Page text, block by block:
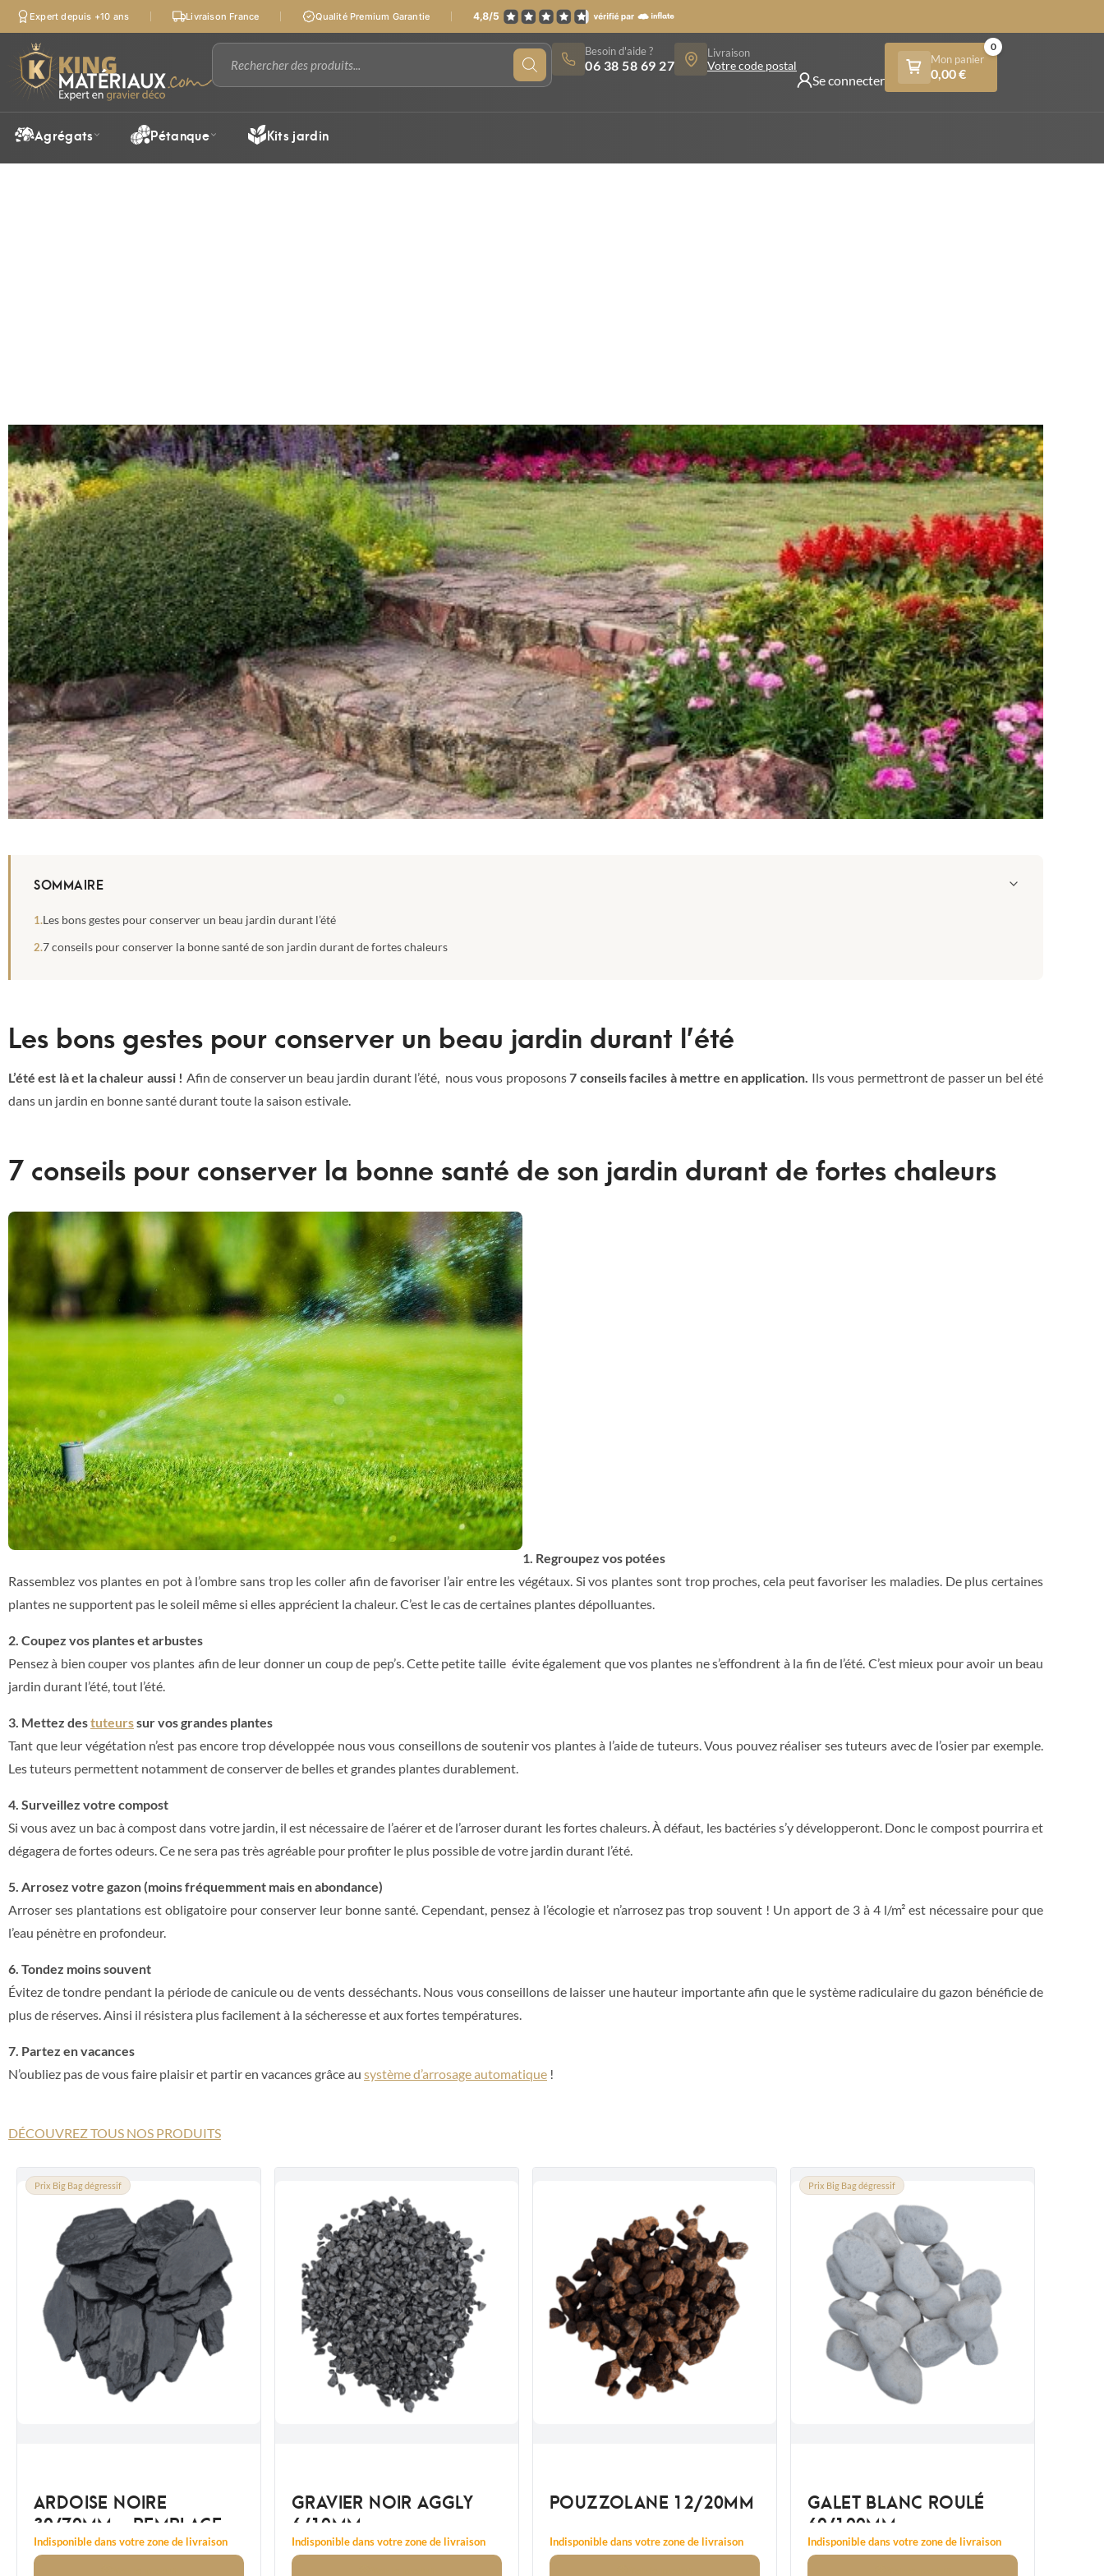
Expert depuis +10 ans Livraison France Qualité Premium Garantie
Besoin d'aide ?
06 38 58 69 27
Livraison
Votre code postal
Se connecter
Mon panier
0,00€
0
Agrégats Pétanque Kits jardin
SOMMAIRE
Les bons gestes pour conserver un beau jardin durant l’été
7 conseils pour conserver la bonne santé de son jardin durant de fortes chaleurs
Les bons gestes pour conserver un beau jardin durant l’été
L’été est là et la chaleur aussi ! Afin de conserver un beau jardin durant l’été, nous vous proposons7 conseils faciles à mettre en application. Ils vous permettront de passer un bel été
dans un jardin en bonne santé durant toute la saison estivale.
7 conseils pour conserver la bonne santé de son jardin durant de fortes chaleurs
1. Regroupez vos potées
Rassemblez vos plantes en pot à l’ombre sans trop les coller afin de favoriser l’air entre les végétaux. Si vos plantes sont trop proches, cela peut favoriser les maladies. De plus certaines
plantes ne supportent pas le soleil même si elles apprécient la chaleur. C’est le cas de certaines plantes dépolluantes.
2. Coupez vos plantes et arbustes
Pensez à bien couper vos plantes afin de leur donner un coup de pep’s. Cette petite taille évite également que vos plantes ne s’effondrent à la fin de l’été. C’est mieux pour avoir un beau
jardin durant l’été, tout l’été.
3. Mettez destuteurssur vos grandes plantes
Tant que leur végétation n’est pas encore trop développée nous vous conseillons de soutenir vos plantes à l’aide de tuteurs. Vous pouvez réaliser ses tuteurs avec de l’osier par exemple.
Les tuteurs permettent notamment de conserver de belles et grandes plantes durablement.
4. Surveillez votre compost
Si vous avez un bac à compost dans votre jardin, il est nécessaire de l’aérer et de l’arroser durant les fortes chaleurs. À défaut, les bactéries s’y développeront. Donc le compost pourrira et
dégagera de fortes odeurs. Ce ne sera pas très agréable pour profiter le plus possible de votre jardin durant l’été.
5. Arrosez votre gazon (moins fréquemment mais en abondance)
Arroser ses plantations est obligatoire pour conserver leur bonne santé. Cependant, pensez à l’écologie et n’arrosez pas trop souvent ! Un apport de 3 à 4 l/m² est nécessaire pour que
l’eau pénètre en profondeur.
6. Tondez moins souvent
Évitez de tondre pendant la période de canicule ou de vents desséchants. Nous vous conseillons de laisser une hauteur importante afin que le système radiculaire du gazon bénéficie de
plus de réserves. Ainsi il résistera plus facilement à la sécheresse et aux fortes températures.
7. Partez en vacances
N’oubliez pas de vous faire plaisir et partir en vacances grâce au système d’arrosage automatique !
DÉCOUVREZ TOUS NOS PRODUITS
Prix Big Bag dégressif
ARDOISE NOIRE
30/70MM - REMPLACE
20/60 MM
Indisponible dans votre zone de livraison
GRAVIER NOIR AGGLY
6/10MM
Indisponible dans votre zone de livraison
POUZZOLANE 12/20MM
Indisponible dans votre zone de livraison
Prix Big Bag dégressif
GALET BLANC ROULÉ
60/100MM
Indisponible dans votre zone de livraison